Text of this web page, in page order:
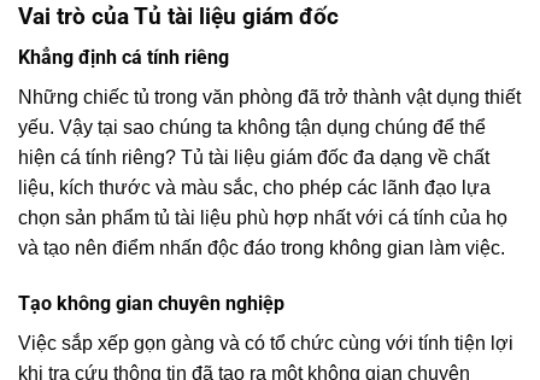
Vai trò của Tủ tài liệu giám đốc
Khẳng định cá tính riêng
Những chiếc tủ trong văn phòng đã trở thành vật dụng thiết
yếu. Vậy tại sao chúng ta không tận dụng chúng để thể
hiện cá tính riêng? Tủ tài liệu giám đốc đa dạng về chất
liệu, kích thước và màu sắc, cho phép các lãnh đạo lựa
chọn sản phẩm tủ tài liệu phù hợp nhất với cá tính của họ
và tạo nên điểm nhấn độc đáo trong không gian làm việc.
Tạo không gian chuyên nghiệp
Việc sắp xếp gọn gàng và có tổ chức cùng với tính tiện lợi
khi tra cứu thông tin đã tạo ra một không gian chuyên